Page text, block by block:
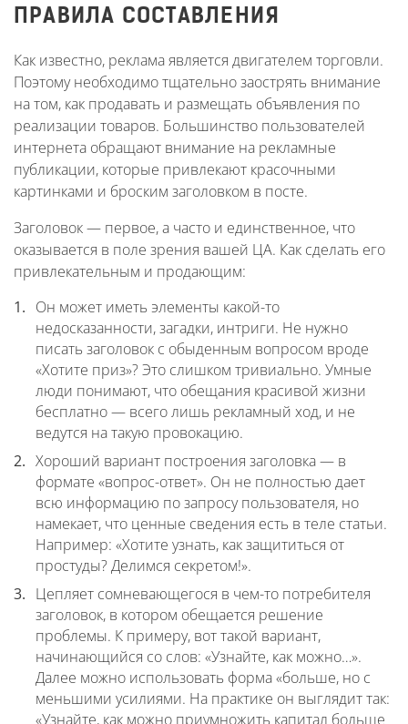
ПРАВИЛА СОСТАВЛЕНИЯ
Как известно, реклама является двигателем торговли.
Поэтому необходимо тщательно заострять внимание
на том, как продавать и размещать объявления по
реализации товаров. Большинство пользователей
интернета обращают внимание на рекламные
публикации, которые привлекают красочными
картинками и броским заголовком в посте.
Заголовок — первое, а часто и единственное, что
оказывается в поле зрения вашей ЦА. Как сделать его
привлекательным и продающим:
Он может иметь элементы какой-то
недосказанности, загадки, интриги. Не нужно
писать заголовок с обыденным вопросом вроде
«Хотите приз»? Это слишком тривиально. Умные
люди понимают, что обещания красивой жизни
бесплатно — всего лишь рекламный ход, и не
ведутся на такую провокацию.
Хороший вариант построения заголовка — в
формате «вопрос-ответ». Он не полностью дает
всю информацию по запросу пользователя, но
намекает, что ценные сведения есть в теле статьи.
Например: «Хотите узнать, как защититься от
простуды? Делимся секретом!».
Цепляет сомневающегося в чем-то потребителя
заголовок, в котором обещается решение
проблемы. К примеру, вот такой вариант,
начинающийся со слов: «Узнайте, как можно…».
Далее можно использовать форма «больше, но с
меньшими усилиями. На практике он выглядит так:
«Узнайте, как можно приумножить капитал больше